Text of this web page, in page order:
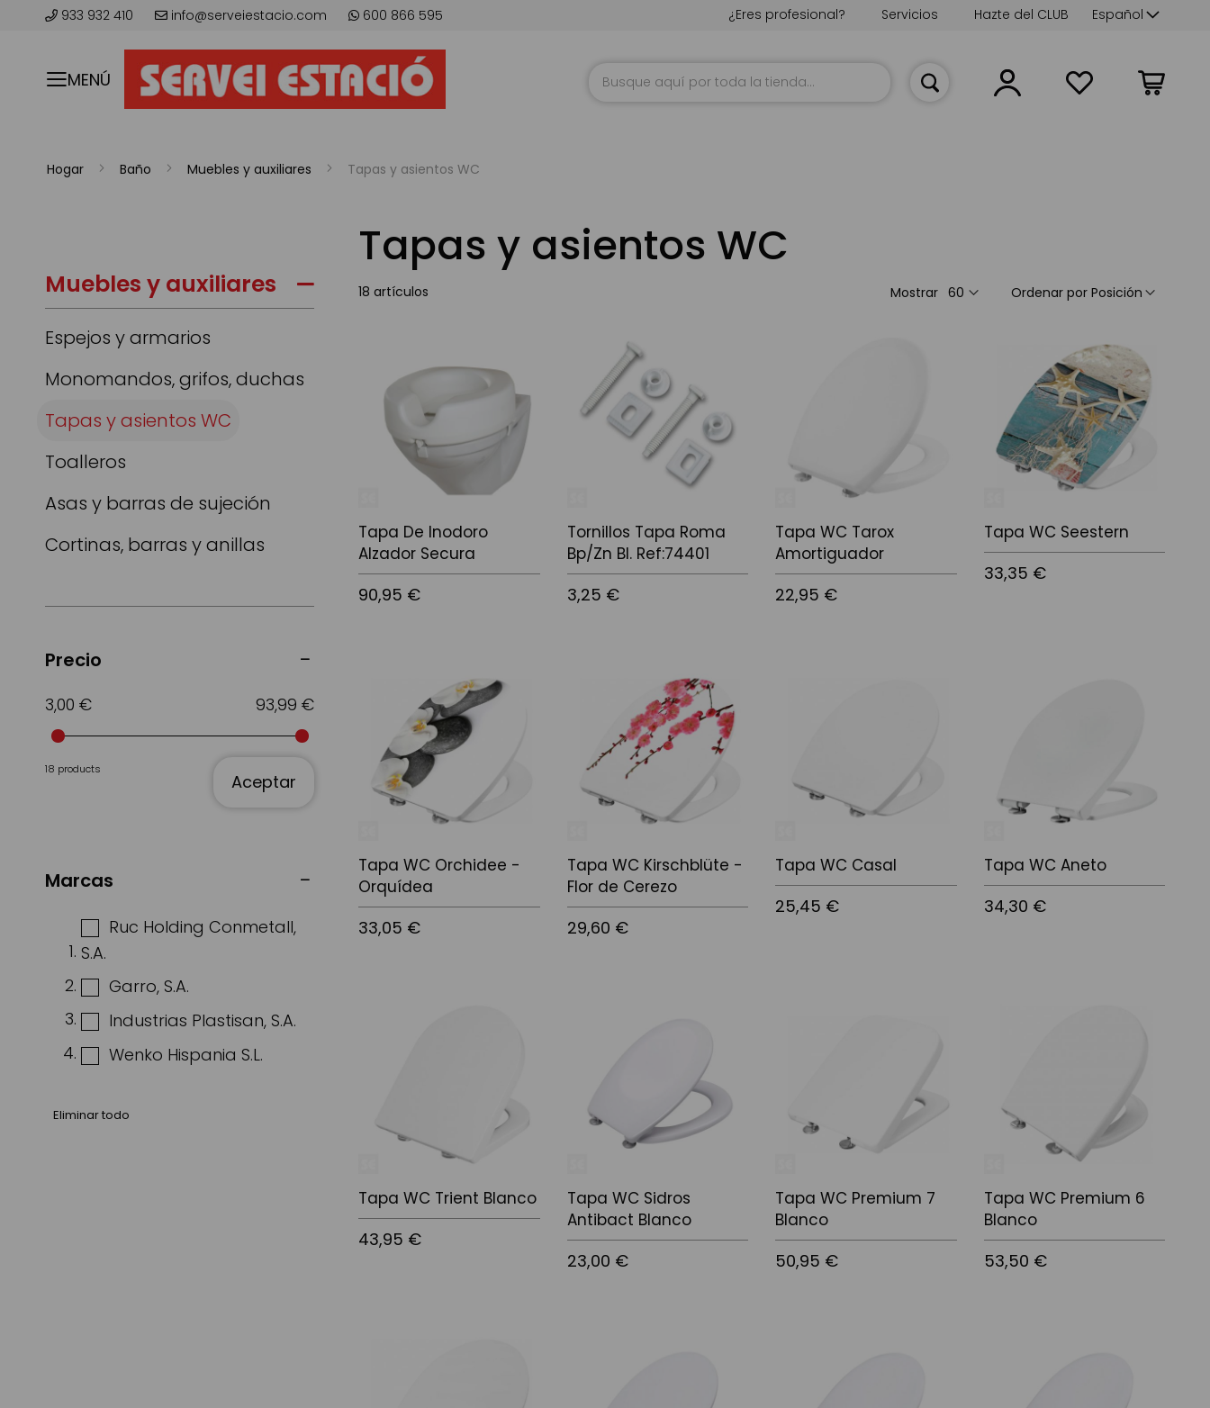
933 932 410 info@serveiestacio.com 600 866 595 Lenguaje
Español
Hazte del CLUB
Servicios
¿Eres profesional?
MENÚ
Mi cesta
Hogar Baño Muebles y auxiliares Tapas y asientos WC
Tapas y asientos WC
18 artículos Ordenar por
Mostrar
Tapa De Inodoro
Alzador Secura
90,95 €
Tornillos Tapa Roma
Bp/Zn Bl. Ref:74401
3,25 €
Tapa WC Tarox
Amortiguador
22,95 €
Tapa WC Seestern
33,35 €
Tapa WC Orchidee -
Orquídea
33,05 €
Tapa WC Kirschblüte -
Flor de Cerezo
29,60 €
Tapa WC Casal
25,45 €
Tapa WC Aneto
34,30 €
Tapa WC Trient Blanco
43,95 €
Tapa WC Sidros
Antibact Blanco
23,00 €
Tapa WC Premium 7
Blanco
50,95 €
Tapa WC Premium 6
Blanco
53,50 €
Muebles y auxiliares
Espejos y armarios
Monomandos, grifos, duchas
Tapas y asientos WC
Toalleros
Asas y barras de sujeción
Cortinas, barras y anillas
Precio
3,00 € 93,99 €
18 products
Aceptar
Marcas
Ruc Holding Conmetall,
S.A.
Garro, S.A.
Industrias Plastisan, S.A.
Wenko Hispania S.L.
Eliminar todo